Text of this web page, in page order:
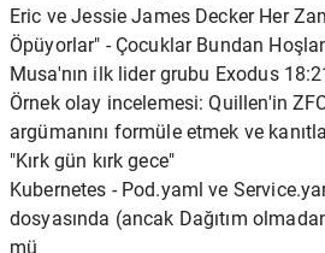
Eric ve Jessie James Decker Her
Öpüyorlar" - Çocuklar Bundan
Musa'nın ilk lider grubu Exodus
Örnek olay incelemesi: Quillen'in
argümanını formüle etmek ve
"Kırk gün kırk gece"
Kubernetes - Pod.yaml ve
dosyasında (ancak Dağıtım
mü